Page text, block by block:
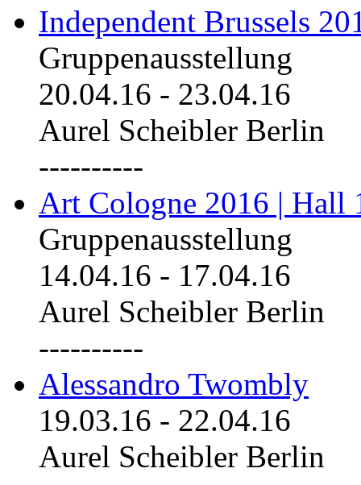
Independent Brussels
Gruppenausstellung
20.04.16 - 23.04.16
Aurel Scheibler Berlin
----------
Art Cologne 2016 | Hall
Gruppenausstellung
14.04.16 - 17.04.16
Aurel Scheibler Berlin
----------
Alessandro Twombly
19.03.16 - 22.04.16
Aurel Scheibler Berlin